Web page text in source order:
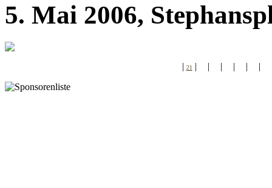
5. Mai 2006,
| 21 | | | | | |